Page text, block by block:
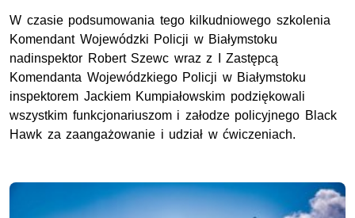
W czasie podsumowania tego kilkudniowego szkolenia
Komendant Wojewódzki Policji w Białymstoku
nadinspektor Robert Szewc wraz z I Zastępcą
Komendanta Wojewódzkiego Policji w Białymstoku
inspektorem Jackiem Kumpiałowskim podziękowali
wszystkim funkcjonariuszom i załodze policyjnego Black
Hawk za zaangażowanie i udział w ćwiczeniach.